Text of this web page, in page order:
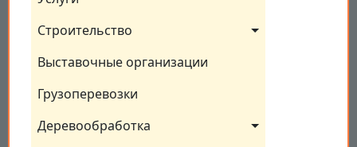
Строительство
Выставочные организации
Грузоперевозки
Деревообработка